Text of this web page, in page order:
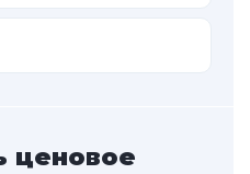
ценовое